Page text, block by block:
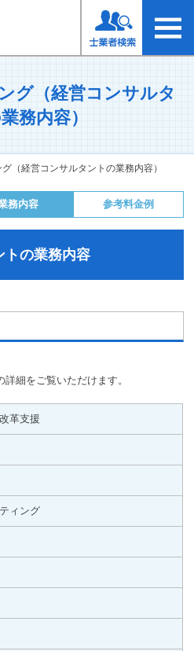
グ（経営コンサルタ
務内容）
グ（経営コンサルタントの業務内容）
務内容 参考料金例
トの業務内容
細をご覧いただけます。
革支援
ィング